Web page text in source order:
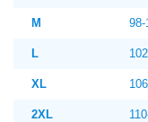
M 98-
L
XL
2XL